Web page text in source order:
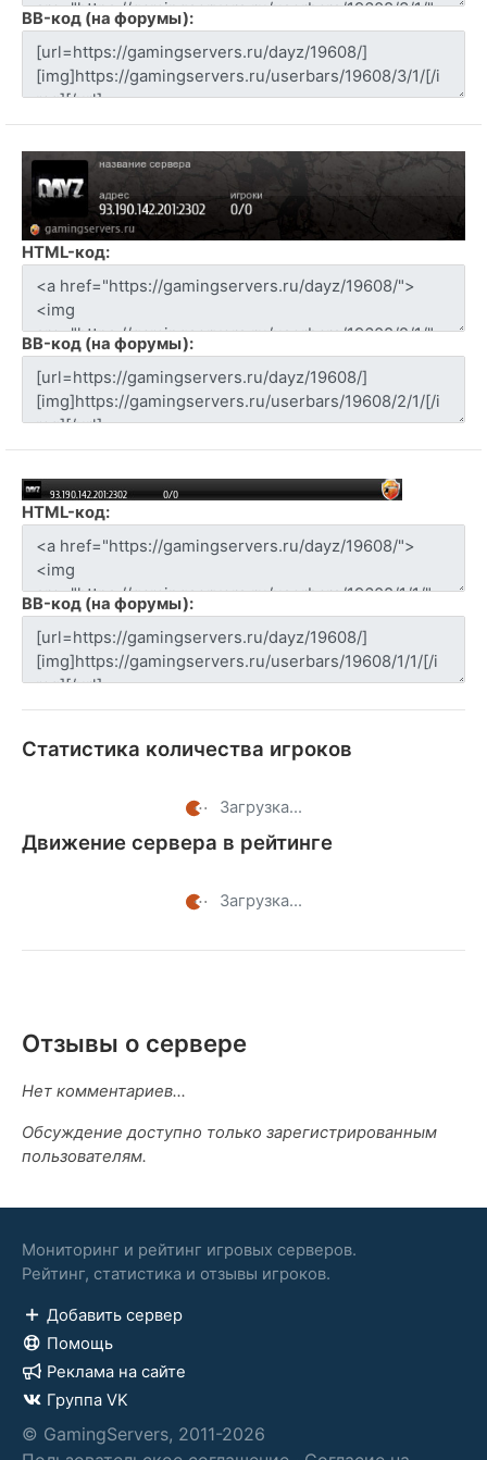
BB-код (на форумы):
HTML-код:
BB-код (на форумы):
HTML-код:
BB-код (на форумы):
Статистика количества игроков
Загрузка...
Движение сервера в рейтинге
Загрузка...
Отзывы о сервере
Нет комментариев...
Обсуждение доступно только зарегистрированным
пользователям.
Мониторинг и рейтинг игровых серверов.
Рейтинг, статистика и отзывы игроков.
Добавить сервер
Помощь
Реклама на сайте
Группа VK
© GamingServers, 2011-2026